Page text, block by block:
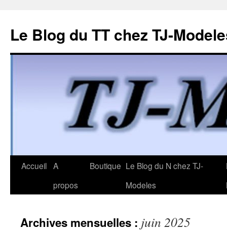
Le Blog du TT chez TJ-
Aller
Accueil A
propos
Boutique Le Blog du N chez TJ-
Modeles
Archives mensuelles : juin 2025